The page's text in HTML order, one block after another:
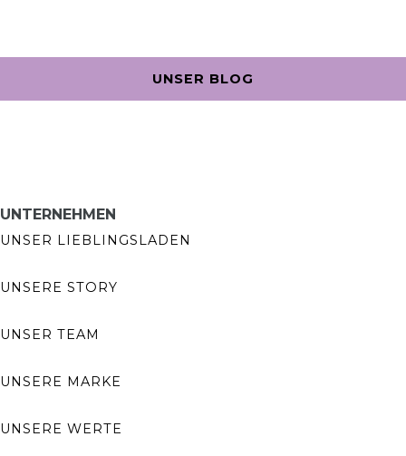
UNSER BLOG
UNTERNEHMEN
UNSER LIEBLINGSLADEN
UNSERE STORY
UNSER TEAM
UNSERE MARKE
UNSERE WERTE